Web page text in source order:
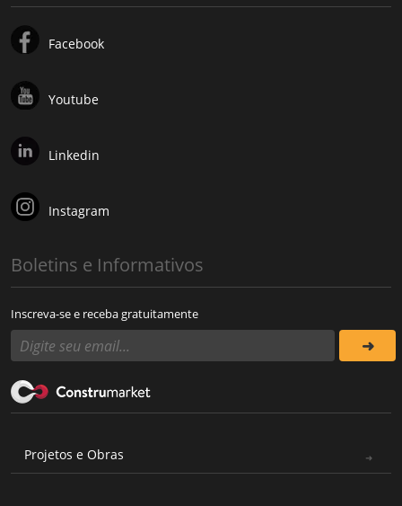
Facebook
Youtube
Linkedin
Instagram
Boletins e Informativos
Inscreva-se e receba gratuitamente
Projetos e Obras